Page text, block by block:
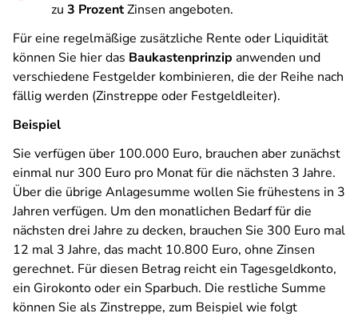
zu 3 ProzentZinsen angeboten.
Für eine regelmäßige zusätzliche Rente oder Liquidität
können Sie hier das Baukastenprinzip anwenden und
verschiedene Festgelder kombinieren, die der Reihe nach
fällig werden (Zinstreppe oder Festgeldleiter).
Beispiel
Sie verfügen über 100.000 Euro, brauchen aber zunächst
einmal nur 300 Euro pro Monat für die nächsten 3 Jahre.
Über die übrige Anlagesumme wollen Sie frühestens in 3
Jahren verfügen. Um den monatlichen Bedarf für die
nächsten drei Jahre zu decken, brauchen Sie 300 Euro mal
12 mal 3 Jahre, das macht 10.800 Euro, ohne Zinsen
gerechnet. Für diesen Betrag reicht ein Tagesgeldkonto,
ein Girokonto oder ein Sparbuch. Die restliche Summe
können Sie als Zinstreppe, zum Beispiel wie folgt